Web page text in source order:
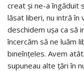
creat şi ne-a îngăduit
lăsat liberi, nu intră în
deschidem uşa ca să
încercăm să ne luăm
bineînţeles. Avem
supuneau alte ţări în